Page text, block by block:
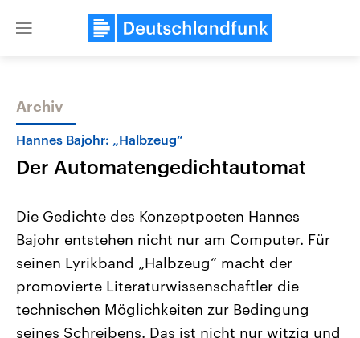
Close
Themen
Landtagswahl Sachsen-Anhalt
2026
Alle Informationen
Sachsen-Anhalt wählt am 6.
September 2026 einen neuen
USA
Aktuelle Beiträge,
Hintergründe
Wirtschaftlich und
gehören die Vereinigten
Archiv
Hannes Bajohr: „Halbzeug“
Der Automatengedichtautomat
Die Gedichte des Konzeptpoeten Hannes
Bajohr entstehen nicht nur am Computer. Für
seinen Lyrikband „Halbzeug“ macht der
promovierte Literaturwissenschaftler die
technischen Möglichkeiten zur Bedingung
seines Schreibens. Das ist nicht nur witzig und